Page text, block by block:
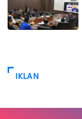
IKLAN